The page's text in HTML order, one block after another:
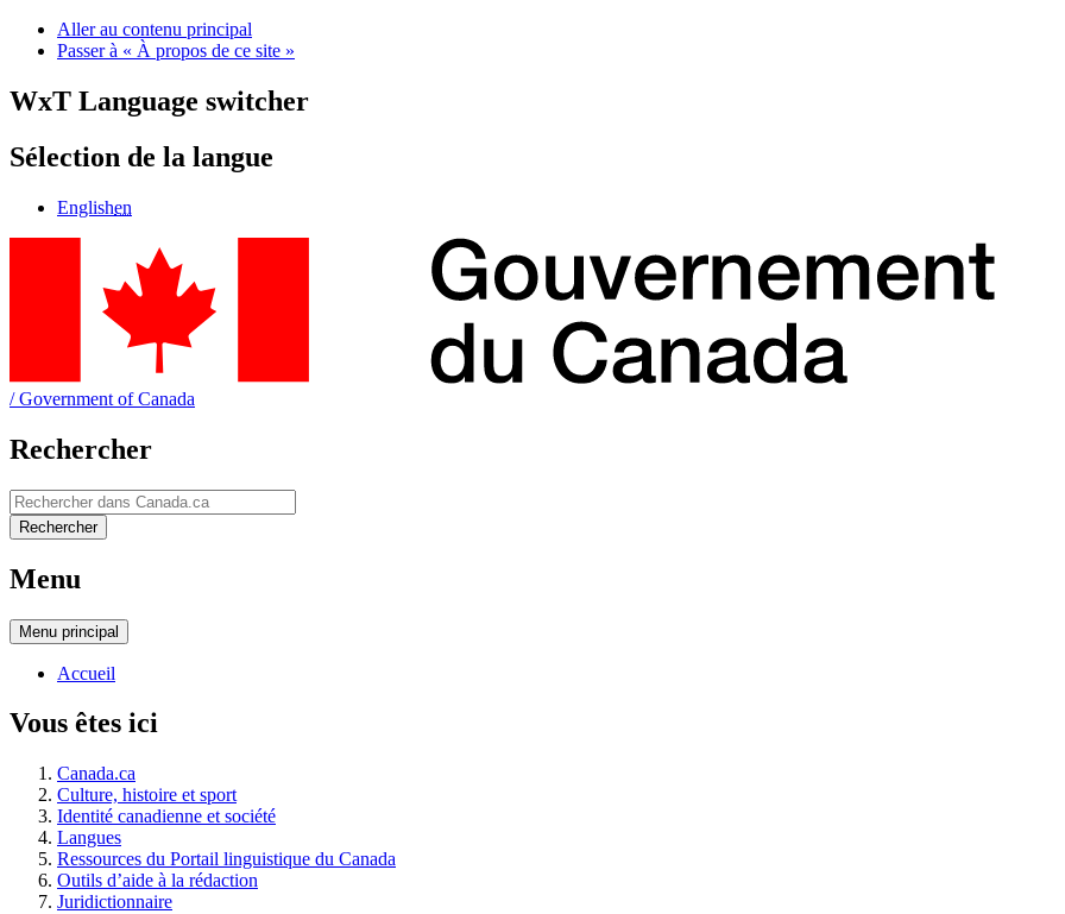
Aller au contenu principal
Passer à « À propos de ce site »
WxT Language switcher
Sélection de la langue
Englishen
/Government of Canada
Rechercher
Rechercher
Rechercher
Menu
Menu principal
Accueil
Vous êtes ici
Canada.ca
Culture, histoire et sport
Identité canadienne et société
Langues
Ressources du Portail linguistique du Canada
Outils d’aide à la rédaction
Juridictionnaire